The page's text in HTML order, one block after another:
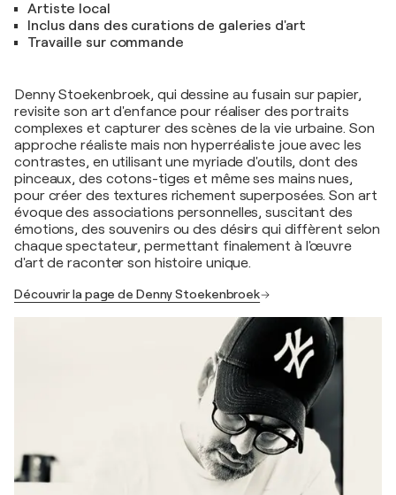
Artiste local
Inclus dans des curations de galeries d'art
Travaille sur commande
Denny Stoekenbroek, qui dessine au fusain sur papier,
revisite son art d'enfance pour réaliser des portraits
complexes et capturer des scènes de la vie urbaine. Son
approche réaliste mais non hyperréaliste joue avec les
contrastes, en utilisant une myriade d'outils, dont des
pinceaux, des cotons-tiges et même ses mains nues,
pour créer des textures richement superposées. Son art
évoque des associations personnelles, suscitant des
émotions, des souvenirs ou des désirs qui diffèrent selon
chaque spectateur, permettant finalement à l'œuvre
d'art de raconter son histoire unique.
Découvrir la page de Denny Stoekenbroek